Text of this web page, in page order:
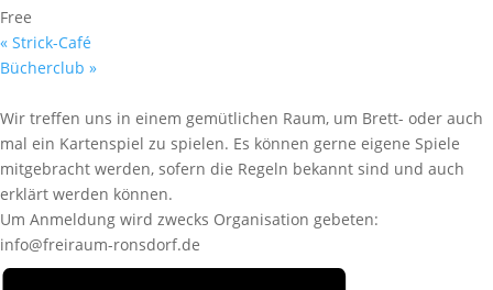
Free
« Strick-Café
Bücherclub »
Wir treffen uns in einem gemütlichen Raum, um Brett- oder auch
mal ein Kartenspiel zu spielen. Es können gerne eigene Spiele
mitgebracht werden, sofern die Regeln bekannt sind und auch
erklärt werden können.
Um Anmeldung wird zwecks Organisation gebeten:
info@freiraum-ronsdorf.de